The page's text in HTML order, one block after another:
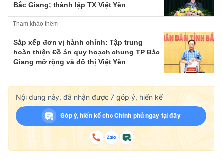
Bắc Giang; thành lập TX Việt Yên
Tham khảo thêm
Sắp xếp đơn vị hành chính: Tập trung
hoàn thiện Đồ án quy hoạch chung TP Bắc
Giang mở rộng và đô thị Việt Yên
Nội dung này, đã nhận được 7 góp ý, hiến kế
Góp ý, hiến kế cho Chính phủ ngay tại đây